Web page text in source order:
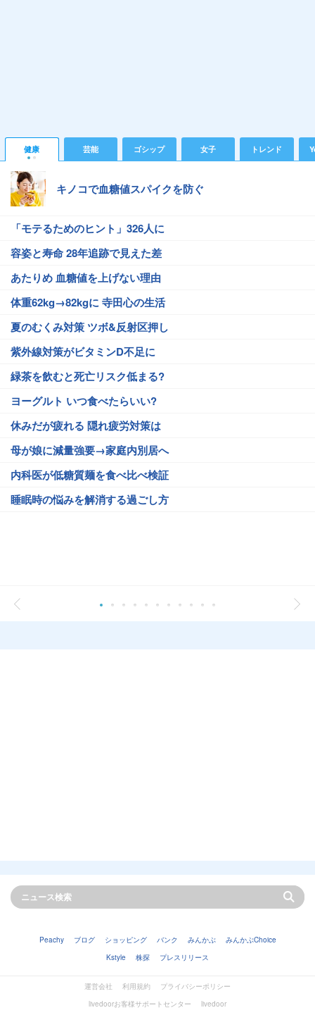
健康 芸能 ゴシップ 女子 トレンド
キノコで血糖値スパイクを防ぐ
「モテるためのヒント」326人に
容姿と寿命 28年追跡で見えた差
あたりめ 血糖値を上げない理由
体重62kg→82kgに 寺田心の生活
夏のむくみ対策 ツボ&反射区押し
紫外線対策がビタミンD不足に
緑茶を飲むと死亡リスク低まる?
ヨーグルト いつ食べたらいい?
休みだが疲れる 隠れ疲労対策は
母が娘に減量強要→家庭内別居へ
内科医が低糖質麺を食べ比べ検証
睡眠時の悩みを解消する過ごし方
Peachy ブログ ショッピング バンク みんかぶ
みんかぶChoice
Kstyle
株探 プレスリリース
運営会社 利用規約
プライバシーポリシー
livedoorお客様サポートセンター
livedoor